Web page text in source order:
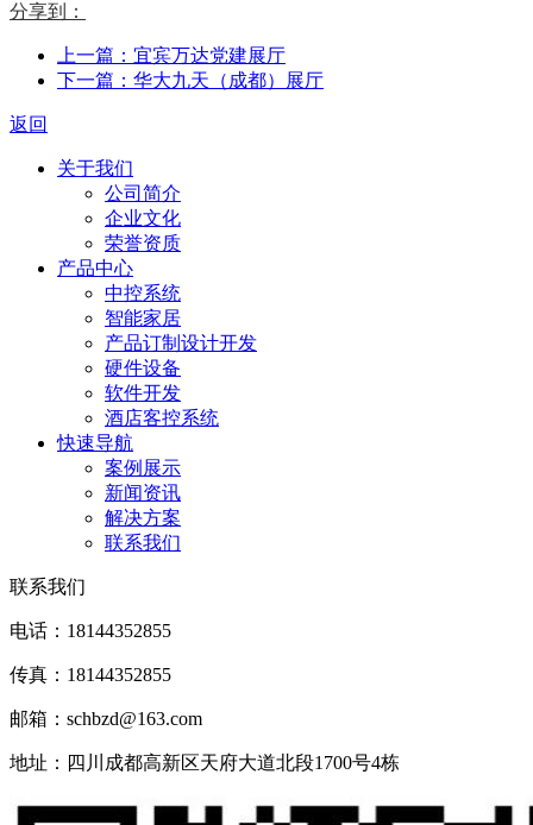
分享到：
上一篇：宜宾万达党建展厅
下一篇：华大九天（成都）展厅
返回
关于我们
公司简介
企业文化
荣誉资质
产品中心
中控系统
智能家居
产品订制设计开发
硬件设备
软件开发
酒店客控系统
快速导航
案例展示
新闻资讯
解决方案
联系我们
联系我们
电话：18144352855
传真：18144352855
邮箱：schbzd@163.com
地址：四川成都高新区天府大道北段1700号4栋